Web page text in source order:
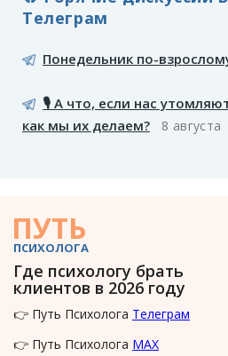
Телеграм
Понедельник по-
🎙️ А что, если нас
как мы их делаем?
8 августа
ПУТЬ
ПСИХОЛОГА
Где психологу брать
клиентов в 2026 году
👉 Путь Психолога Телеграм
👉 Путь Психолога MAX